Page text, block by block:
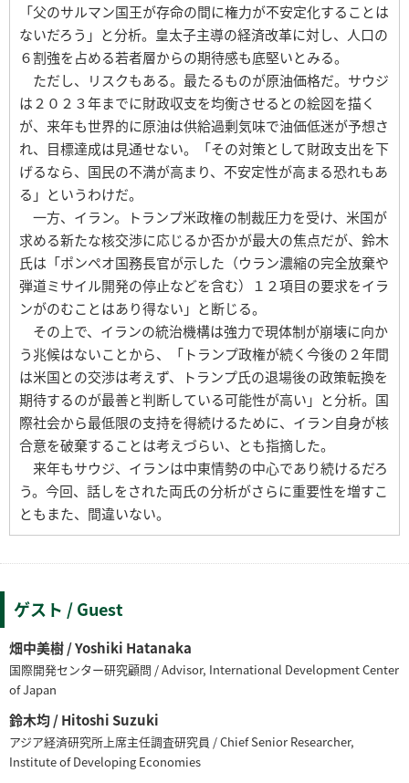
「父のサルマン国王が存命の間に権力が不安定化することは
ないだろう」と分析。皇太子主導の経済改革に対し、人口の
６割強を占める若者層からの期待感も底堅いとみる。
ただし、リスクもある。最たるものが原油価格だ。サウジ
は２０２３年までに財政収支を均衡させるとの絵図を描く
が、来年も世界的に原油は供給過剰気味で油価低迷が予想さ
れ、目標達成は見通せない。「その対策として財政支出を下
げるなら、国民の不満が高まり、不安定性が高まる恐れもあ
る」というわけだ。
一方、イラン。トランプ米政権の制裁圧力を受け、米国が
求める新たな核交渉に応じるか否かが最大の焦点だが、鈴木
氏は「ポンペオ国務長官が示した（ウラン濃縮の完全放棄や
弾道ミサイル開発の停止などを含む）１２項目の要求をイラ
ンがのむことはあり得ない」と断じる。
その上で、イランの統治機構は強力で現体制が崩壊に向か
う兆候はないことから、「トランプ政権が続く今後の２年間
は米国との交渉は考えず、トランプ氏の退場後の政策転換を
期待するのが最善と判断している可能性が高い」と分析。国
際社会から最低限の支持を得続けるために、イラン自身が核
合意を破棄することは考えづらい、とも指摘した。
来年もサウジ、イランは中東情勢の中心であり続けるだろ
う。今回、話しをされた両氏の分析がさらに重要性を増すこ
ともまた、間違いない。
ゲスト / Guest
畑中美樹 / Yoshiki Hatanaka
国際開発センター研究顧問 / Advisor, International Development Center
of Japan
鈴木均 / Hitoshi Suzuki
アジア経済研究所上席主任調査研究員 / Chief Senior Researcher,
Institute of Developing Economies